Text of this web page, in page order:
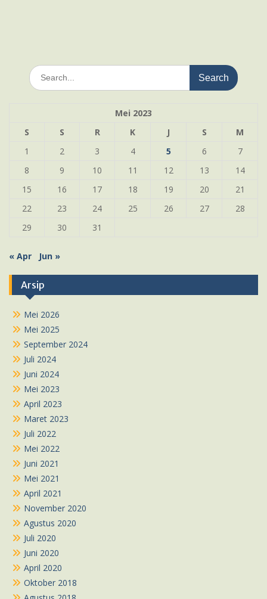
Search
for:
Mei 2023
S
S R K J S
M
1
2 3 4 5 6
7
8
9 10 11 12 13
14
15
16 17 18 19 20
21
22
23 24 25 26 27
28
29
30 31
« Apr Jun »
Arsip
Mei 2026
Mei 2025
September 2024
Juli 2024
Juni 2024
Mei 2023
April 2023
Maret 2023
Juli 2022
Mei 2022
Juni 2021
Mei 2021
April 2021
November 2020
Agustus 2020
Juli 2020
Juni 2020
April 2020
Oktober 2018